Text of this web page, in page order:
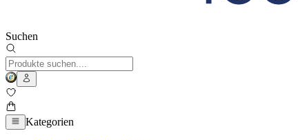
Suchen
Kategorien